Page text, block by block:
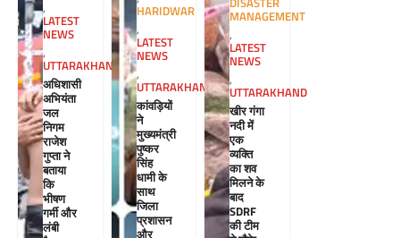
,
LATEST
NEWS
,
UTTARAKHAND
अधिशासी
अभियंता
जल
निगम
राजेश
गुप्ता ने
बताया
कि
भीषण
गर्मी और
लंबी
HARIDWAR
,
LATEST
NEWS
,
UTTARAKHAND
कांवड़ियों
ने
मुख्यमंत्री
पुष्कर
सिंह
धामी के
साथ
जिला
प्रशासन
MANAGEMENT
,
LATEST
NEWS
,
UTTARAKHAND
खीर गंगा
नदी में
एक
व्यक्ति
का शव
मिलने के
बाद
SDRF
की टीम